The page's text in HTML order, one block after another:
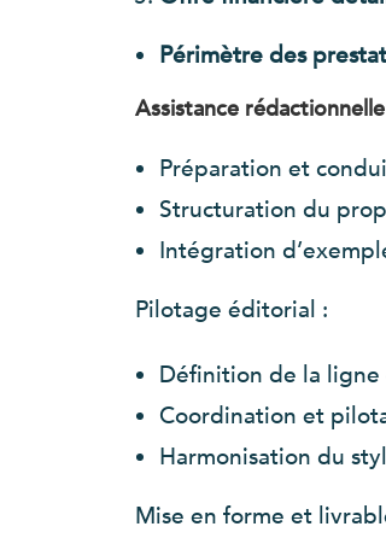
Périmètre des
Assistance
Préparation et
Structuration du
Intégration
Pilotage éditorial :
Définition de la
Coordination et
Harmonisation du
Mise en forme et